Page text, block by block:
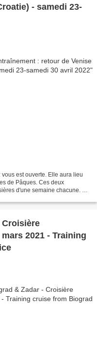
- samedi 23-
est ouverte. Elle aura lieu
de Pâques. Ces deux
d'une semaine chacune. La
Croisière
2021 - Training